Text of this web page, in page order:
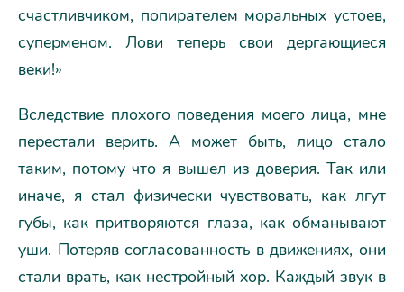
счастливчиком, попирателем моральных устоев,
суперменом. Лови теперь свои дергающиеся
веки!»
Вследствие плохого поведения моего лица, мне
перестали верить. А может быть, лицо стало
таким, потому что я вышел из доверия. Так или
иначе, я стал физически чувствовать, как лгут
губы, как притворяются глаза, как обманывают
уши. Потеряв согласованность в движениях, они
стали врать, как нестройный хор. Каждый звук в